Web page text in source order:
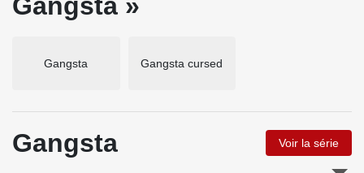
Gangsta Gangsta cursed
Gangsta Voir la série